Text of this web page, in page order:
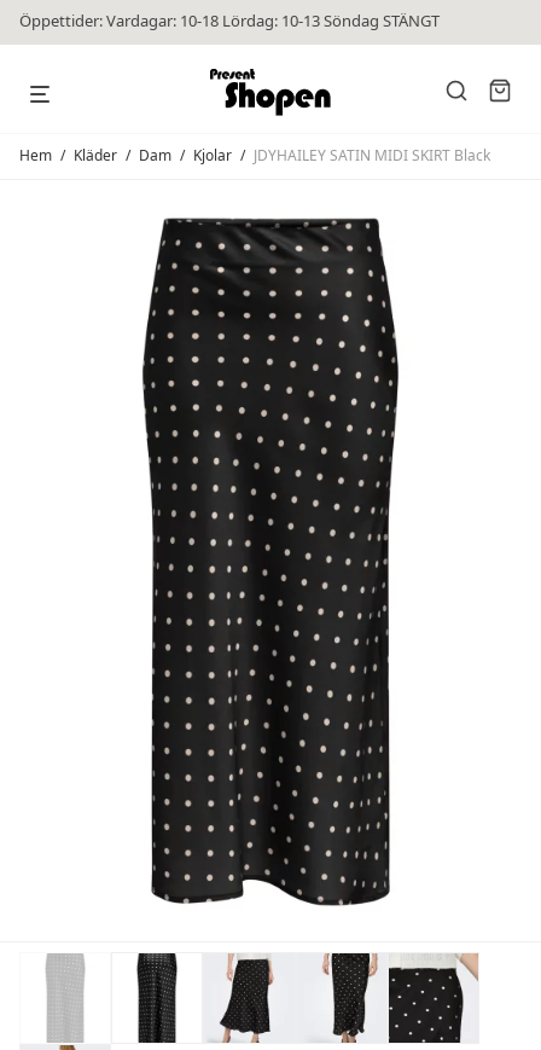
Öppettider: Vardagar: 10-18 Lördag: 10-13 Söndag STÄNGT
Hem / Kläder / Dam / Kjolar / JDYHAILEY SATIN MIDI SKIRT Black